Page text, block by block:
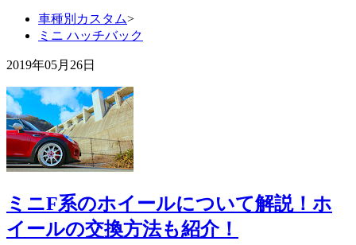
車種別カスタム>
ミニ ハッチバック
2019年05月26日
ミニF系のホイールについて解説！ホ
イールの交換方法も紹介！